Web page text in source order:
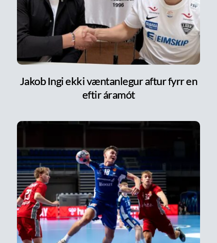
Jakob Ingi ekki væntanlegur aftur fyrr en
eftir áramót